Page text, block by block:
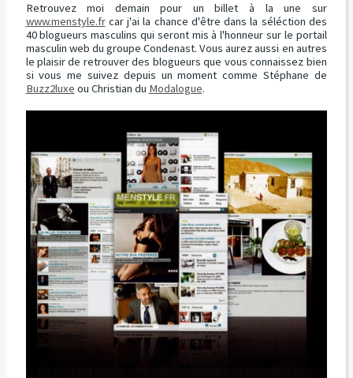
Retrouvez moi demain pour un billet à la une sur
www.menstyle.frcar j'ai la chance d'être dans la séléction des
40 blogueurs masculins qui seront mis à l'honneur sur le portail
masculin web du groupe Condenast. Vous aurez aussi en autres
le plaisir de retrouver des blogueurs que vous connaissez bien
si vous me suivez depuis un moment comme Stéphane de
Buzz2luxe ou Christian du Modalogue.